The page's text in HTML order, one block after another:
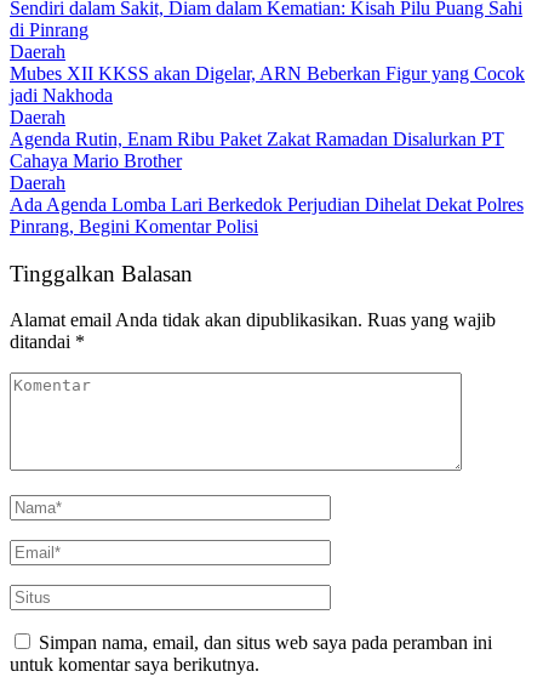
Sendiri dalam Sakit, Diam dalam Kematian: Kisah Pilu Puang Sahi
di Pinrang
Daerah
Mubes XII KKSS akan Digelar, ARN Beberkan Figur yang Cocok
jadi Nakhoda
Daerah
Agenda Rutin, Enam Ribu Paket Zakat Ramadan Disalurkan PT
Cahaya Mario Brother
Daerah
Ada Agenda Lomba Lari Berkedok Perjudian Dihelat Dekat Polres
Pinrang, Begini Komentar Polisi
Tinggalkan Balasan
Alamat email Anda tidak akan dipublikasikan. Ruas yang wajib
ditandai *
Simpan nama, email, dan situs web saya pada peramban ini
untuk komentar saya berikutnya.